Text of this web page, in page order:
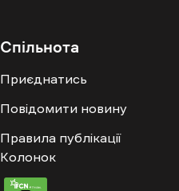
Спільнота
Приєднатись
Повідомити новину
Правила публікації
Колонок